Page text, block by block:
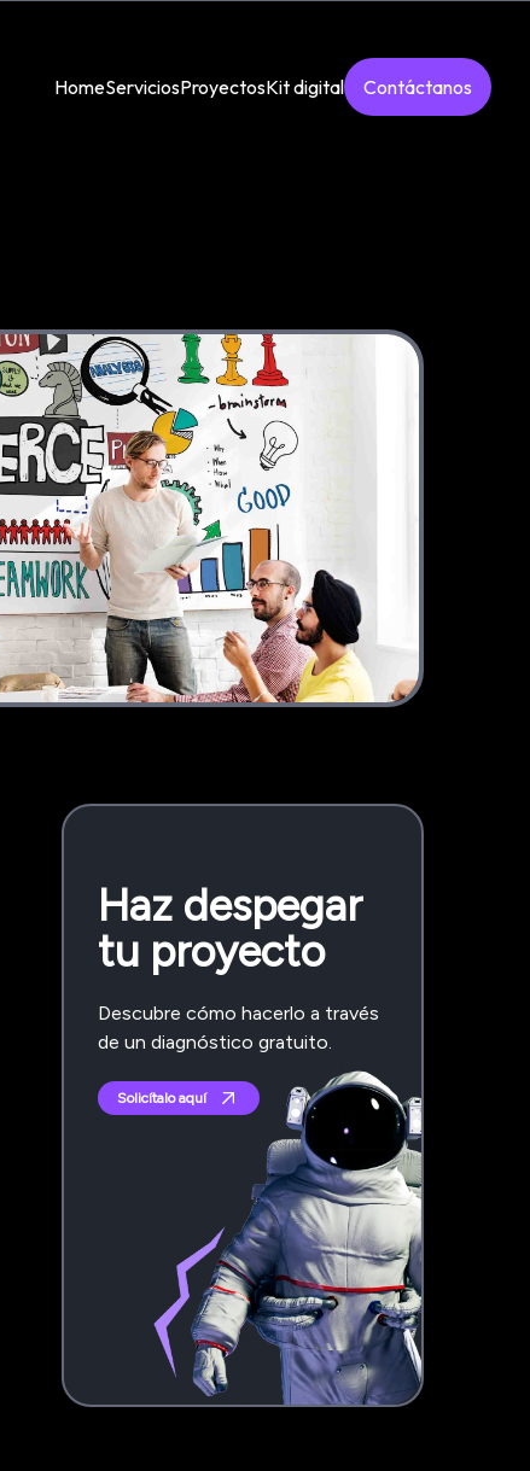
HomeServiciosProyectosKit digital Contáctanos
Haz despegar
tu proyecto
Descubre cómo hacerlo a través
de un diagnóstico gratuito.
Solicítalo aquí